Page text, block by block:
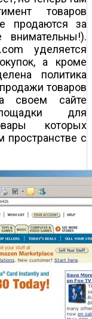
товаров
продаются за
уделяется
а кроме
политика
товаров
своем сайте
для
которых
пространстве с